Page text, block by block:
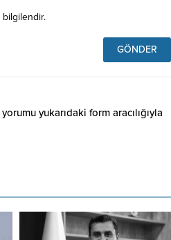
bilgilendir.
yukarıdaki form aracılığıyla